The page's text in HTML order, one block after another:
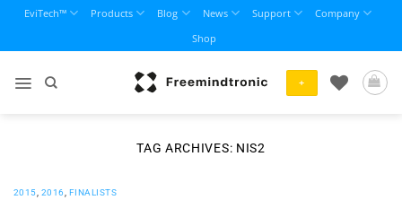
content
EviTech™ Products Blog News Support
Company
Shop
+
TAG ARCHIVES: NIS2
2015 2016 FINALISTS